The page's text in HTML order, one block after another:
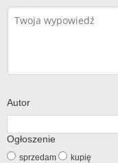
Autor
Ogłoszenie
sprzedam kupię